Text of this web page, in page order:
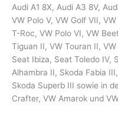
Audi A1 8X, Audi A3 8V,
VW Polo V, VW Golf VII,
T-Roc, VW Polo VI, VW
Tiguan II, VW Touran II,
Seat Ibiza, Seat Toledo IV,
Alhambra II, Skoda Fabia
Skoda Superb III sowie in
Crafter, VW Amarok und